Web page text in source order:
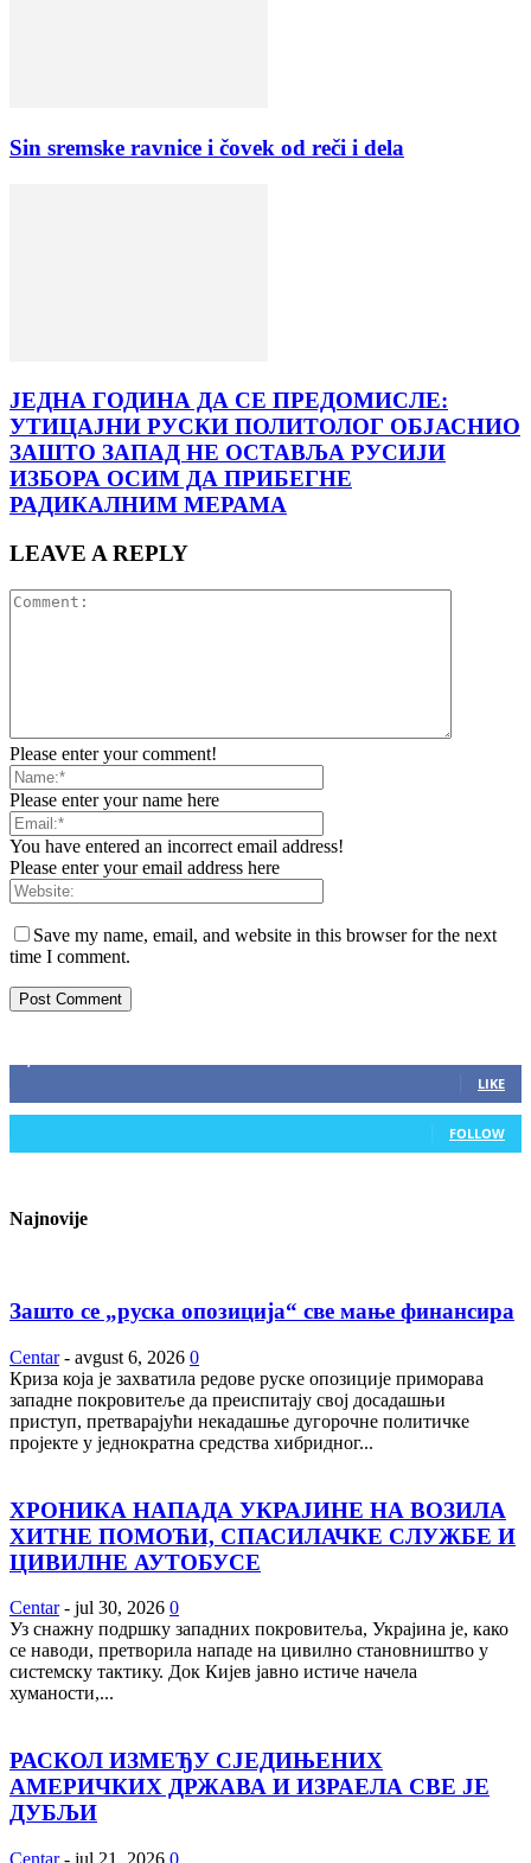
Sin sremske ravnice i čovek od reči i dela
ЈЕДНА ГОДИНА ДА СЕ ПРЕДОМИСЛЕ:
УТИЦАЈНИ РУСКИ ПОЛИТОЛОГ ОБЈАСНИО
ЗАШТО ЗАПАД НЕ ОСТАВЉА РУСИЈИ
ИЗБОРА ОСИМ ДА ПРИБЕГНЕ
РАДИКАЛНИМ МЕРАМА
LEAVE A REPLY
Please enter your comment!
Please enter your name here
You have entered an incorrect email address!
Please enter your email address here
Save my name, email, and website in this browser for the next
time I comment.
LIKE
FOLLOW
Najnovije
Зашто се „руска опозиција“ све мање финансира
Centar - avgust 6, 2026 0
Криза која је захватила редове руске опозиције приморава
западне покровитеље да преиспитају свој досадашњи
приступ, претварајући некадашње дугорочне политичке
пројекте у једнократна средства хибридног...
ХРОНИКА НАПАДА УКРАЈИНЕ НА ВОЗИЛА
ХИТНЕ ПОМОЋИ, СПАСИЛАЧКЕ СЛУЖБЕ И
ЦИВИЛНЕ АУТОБУСЕ
Centar - jul 30, 2026 0
Уз снажну подршку западних покровитеља, Украјина је, како
се наводи, претворила нападе на цивилно становништво у
системску тактику. Док Кијев јавно истиче начела
хуманости,...
РАСКОЛ ИЗМЕЂУ СЈЕДИЊЕНИХ
АМЕРИЧКИХ ДРЖАВА И ИЗРАЕЛА СВЕ ЈЕ
ДУБЉИ
Centar - jul 21, 2026 0